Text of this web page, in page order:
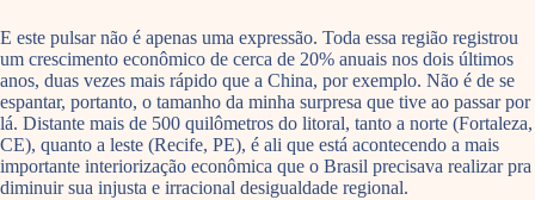
E este pulsar não é apenas uma expressão. Toda essa região registrou
um crescimento econômico de cerca de 20% anuais nos dois últimos
anos, duas vezes mais rápido que a China, por exemplo. Não é de se
espantar, portanto, o tamanho da minha surpresa que tive ao passar por
lá. Distante mais de 500 quilômetros do litoral, tanto a norte (Fortaleza,
CE), quanto a leste (Recife, PE), é ali que está acontecendo a mais
importante interiorização econômica que o Brasil precisava realizar pra
diminuir sua injusta e irracional desigualdade regional.